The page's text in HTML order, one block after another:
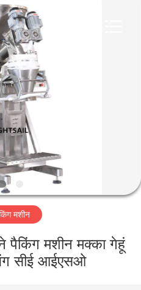
मशीन
पैकिंग मशीन मक्का गेहूं
सीई आईएसओ